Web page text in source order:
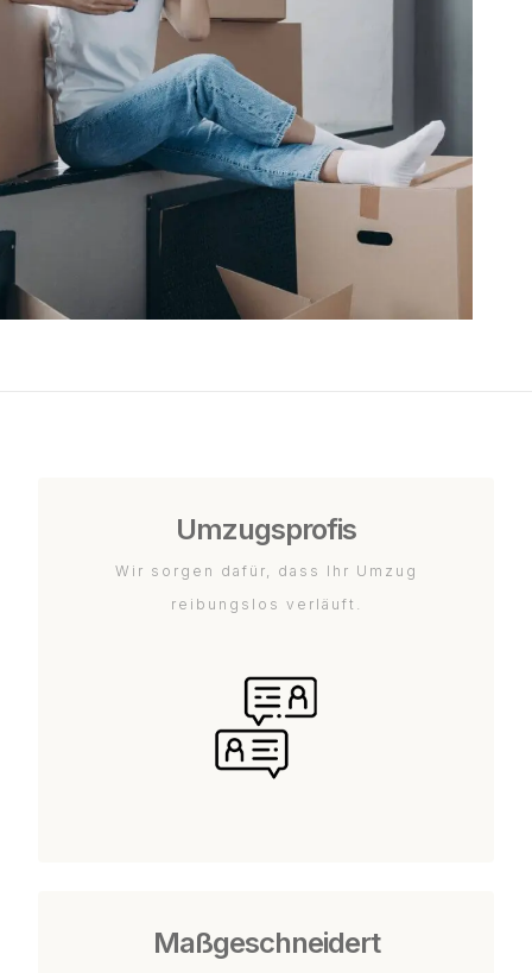
Umzugsprofis
Wir sorgen dafür, dass Ihr Umzug
reibungslos verläuft.
Maßgeschneidert